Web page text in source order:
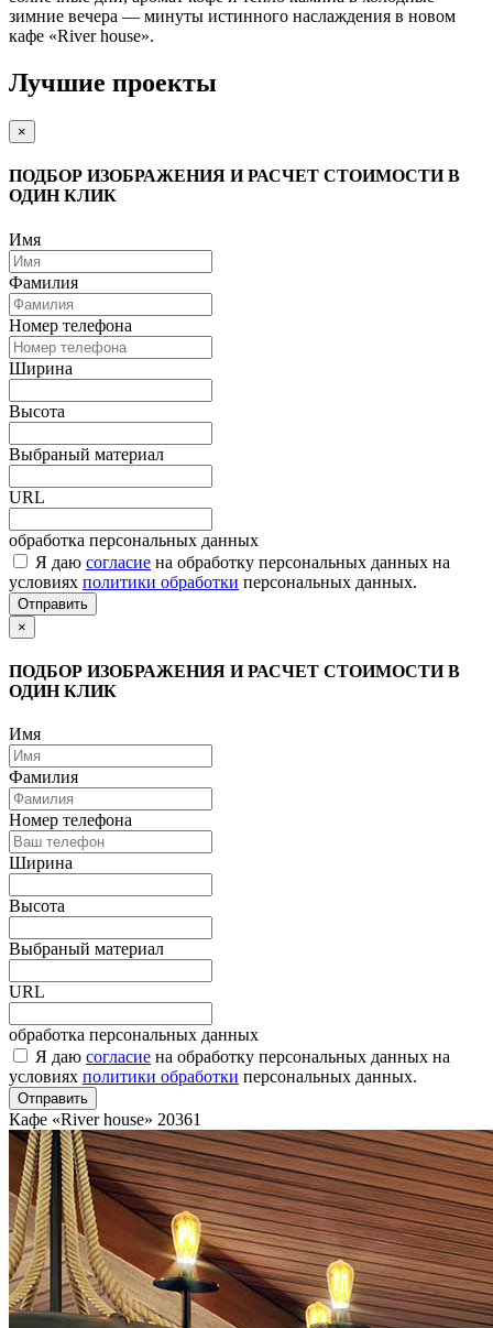
зимние вечера — минуты истинного наслаждения в новом
кафе «River house».
Лучшие проекты
×
ПОДБОР ИЗОБРАЖЕНИЯ И РАСЧЕТ СТОИМОСТИ В
ОДИН КЛИК
Имя
Фамилия
Номер телефона
Ширина
Высота
Выбраный материал
URL
обработка персональных данных
Я даю согласие на обработку персональных данных на
условиях политики обработки персональных данных.
Отправить
×
ПОДБОР ИЗОБРАЖЕНИЯ И РАСЧЕТ СТОИМОСТИ В
ОДИН КЛИК
Имя
Фамилия
Номер телефона
Ширина
Высота
Выбраный материал
URL
обработка персональных данных
Я даю согласие на обработку персональных данных на
условиях политики обработки персональных данных.
Отправить
Кафе «River house» 20361